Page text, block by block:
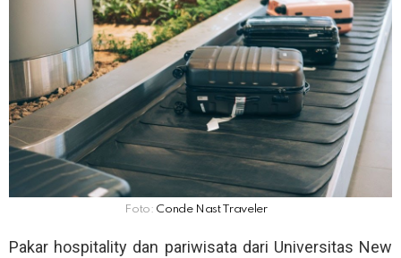
Foto: Conde Nast Traveler
Pakar hospitality dan pariwisata dari Universitas New